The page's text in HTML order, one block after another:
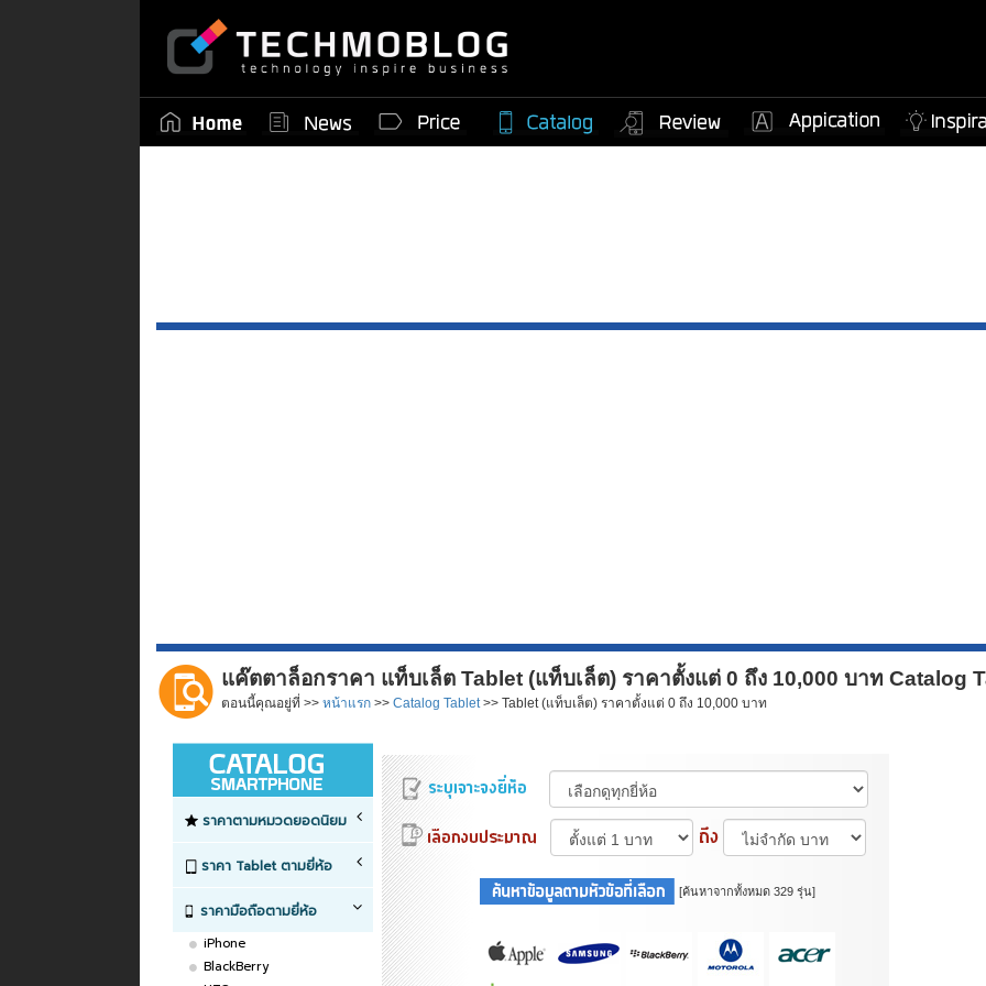
แค๊ตตาล็อกราคา แท็บเล็ต Tablet (แท็บเล็ต) ราคาตั้งแต่ 0 ถึง 10,000 บาท Catalog
ตอนนี้คุณอยู่ที่ >> หน้าแรก >> Catalog Tablet>> Tablet (แท็บเล็ต) ราคาตั้งแต่ 0 ถึง 10,000 บาท
ราคาตามหมวดยอดนิยม
ราคา Tablet ตามยี่ห้อ
ราคามือถือตามยี่ห้อ
iPhone
BlackBerry
[ค้นหาจากทั้งหมด 329 รุ่น]